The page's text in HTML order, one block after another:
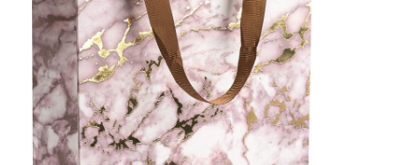
Pacchetto rosso personalizzato